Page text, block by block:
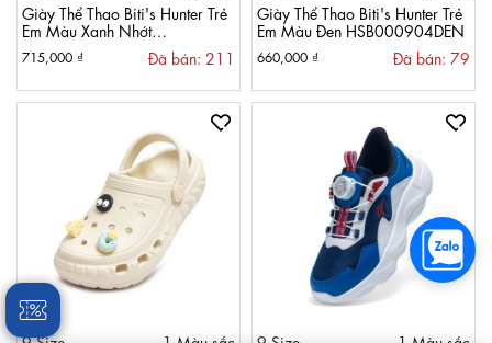
Giày Thể Thao Biti's Hunter Trẻ
Em Màu Xanh Nhớt
715,000 ₫ Đã bán: 211
Giày Thể Thao Biti's Hunter Trẻ
Em Màu Đen HSB000904DEN
660,000 ₫ Đã bán: 79